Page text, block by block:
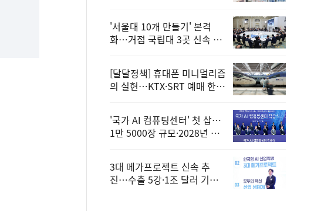
'서울대 10개 만들기' 본격
화…거점 국립대 3곳 신속 선
[달달정책] 휴대폰 미니멀리즘
의 실현…KTX·SRT 예매 한
'국가 AI 컴퓨팅센터' 첫 삽…
1만 5000장 규모·2028년 완
3대 메가프로젝트 신속 추
진…수출 5강·1조 달러 기반